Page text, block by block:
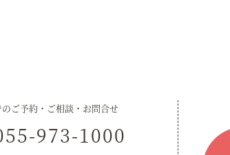
ご予約・ご相談・お問合せ
973-1000